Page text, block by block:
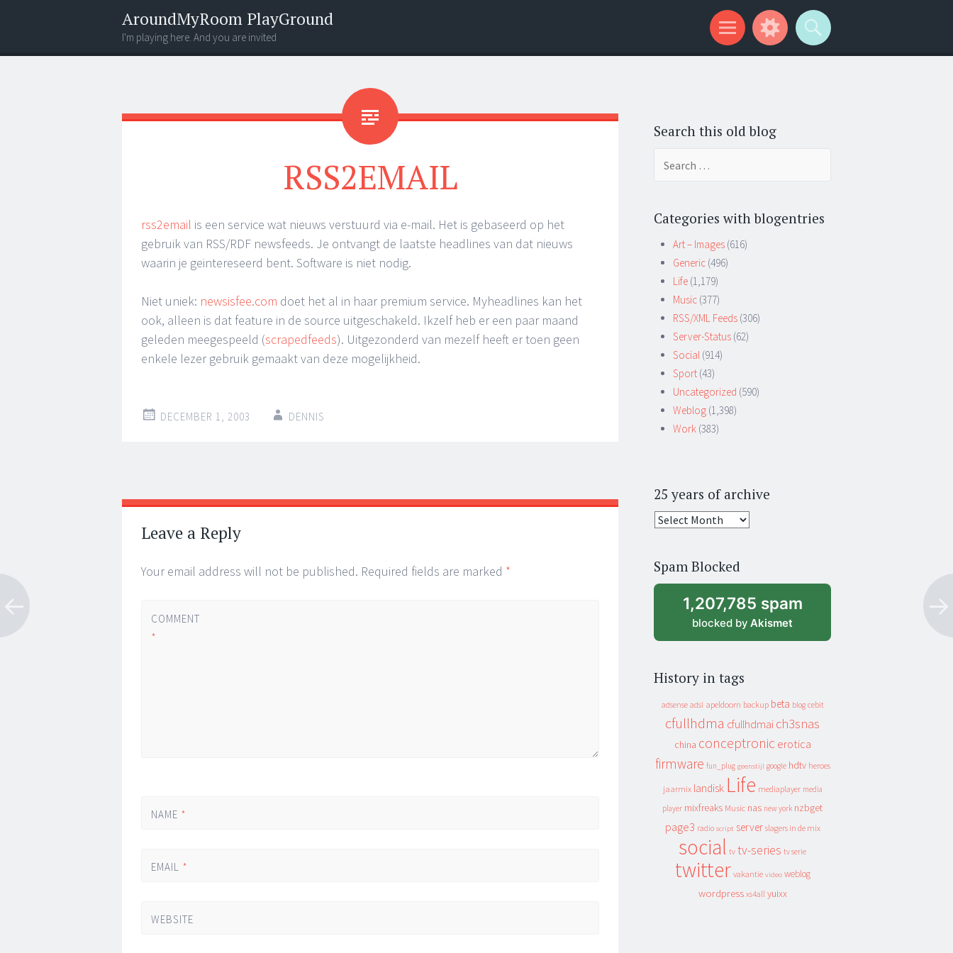
AroundMyRoom PlayGround
I'm playing here. And you are invited
Menu
Widgets
Search
RSS2EMAIL
rss2email is een service wat nieuws verstuurd via e-mail. Het is gebaseerd op het
gebruik van RSS/RDF newsfeeds. Je ontvangt de laatste headlines van dat nieuws
waarin je geintereseerd bent. Software is niet nodig.
Niet uniek: newsisfee.com doet het al in haar premium service. Myheadlines kan het
ook, alleen is dat feature in de source uitgeschakeld. Ikzelf heb er een paar maand
geleden meegespeeld (scrapedfeeds). Uitgezonderd van mezelf heeft er toen geen
enkele lezer gebruik gemaakt van deze mogelijkheid.
DECEMBER 1, 2003 DENNIS
Post
navigation
←
→
Leave a Reply
Your email address will not be published. Required fields are marked *
COMMENT
*
NAME *
EMAIL *
WEBSITE
Search this old blog
Categories with blogentries
Art – Images (616)
Generic (496)
Life (1,179)
Music (377)
RSS/XML Feeds (306)
Server-Status (62)
Social (914)
Sport (43)
Uncategorized (590)
Weblog (1,398)
Work (383)
25 years of archive
25
archive
Spam Blocked
1,207,785 spam
blocked by Akismet
History in tags
adsense adsl apeldoorn backup beta blog cebit
cfullhdma cfullhdmai ch3snas
china conceptronic erotica
firmware fun_plug geenstijl google hdtv heroes
jaarmix landisk Life mediaplayer media
player mixfreaks Music nas new york nzbget
page3 radio script server slagers in de mix
social tv tv-series tv serie
twitter vakantie video weblog
wordpress xs4all yuixx